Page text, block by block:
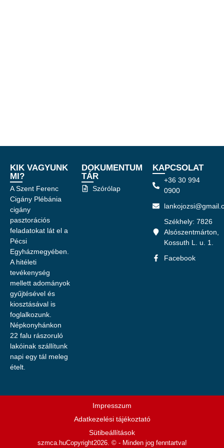
KIK VAGYUNK
MI?
A Szent Ferenc
Cigány Plébánia
cigány
pasztorációs
feladatokat lát el a
Pécsi
Egyházmegyében.
A hitéleti
tevékenység
mellett adományok
gyűjtésével és
kiosztásával is
foglalkozunk.
Népkonyhánkon
22 falu rászoruló
lakóinak szállítunk
napi egy tál meleg
ételt.
DOKUMENTUM
TÁR
Szórólap
KAPCSOLAT
+36 30 994
0900
Székhely: 7826
Alsószentmárton,
Kossuth L. u. 1.
Facebook
Impresszum
Adatkezelési tájékoztató
Sütibeállítások
szmca.huCopyright2026. © - Minden jog fenntartva!